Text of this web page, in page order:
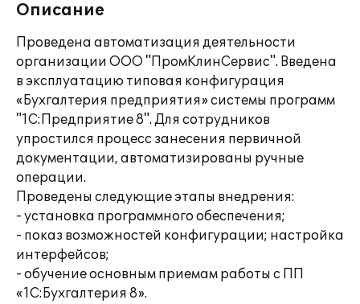
Описание
Проведена автоматизация деятельности
организации ООО "ПромКлинСервис". Введена
в эксплуатацию типовая конфигурация
«Бухгалтерия предприятия» системы программ
"1С:Предприятие 8". Для сотрудников
упростился процесс занесения первичной
документации, автоматизированы ручные
операции.
Проведены следующие этапы внедрения:
- установка программного обеспечения;
- показ возможностей конфигурации; настройка
интерфейсов;
- обучение основным приемам работы с ПП
«1С:Бухгалтерия 8».